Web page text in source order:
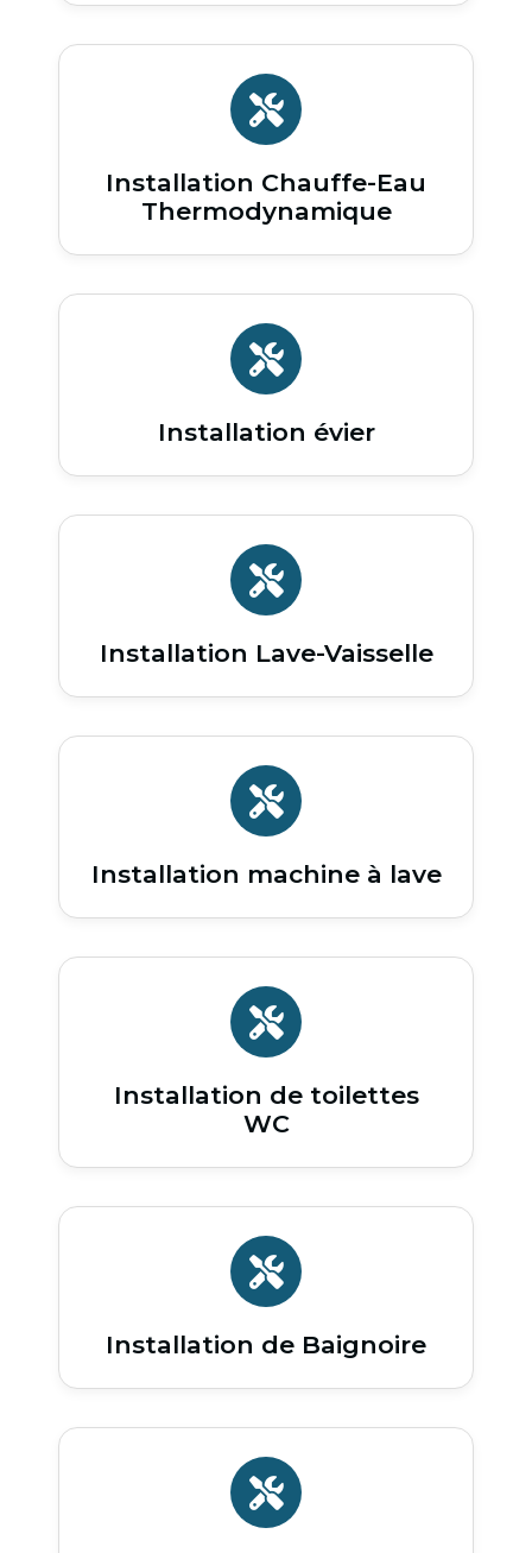
Installation Chauffe-Eau
Thermodynamique
Installation évier
Installation Lave-Vaisselle
Installation machine à lave
Installation de toilettes
WC
Installation de Baignoire